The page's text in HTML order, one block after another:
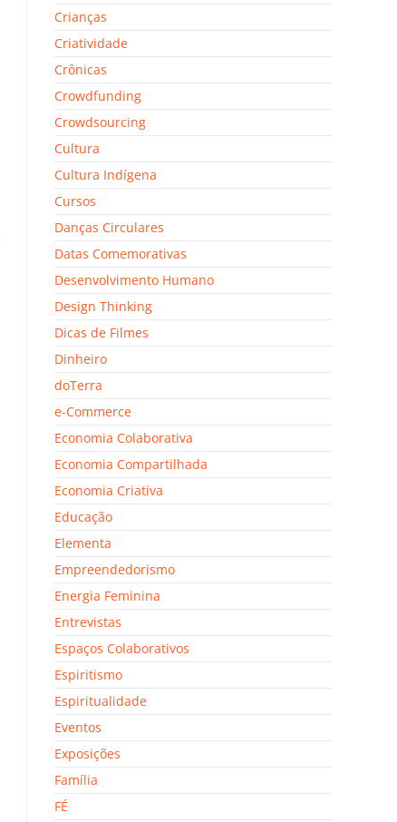
Crianças
Criatividade
Crônicas
Crowdfunding
Crowdsourcing
Cultura
Cultura Indígena
Cursos
Danças Circulares
Datas Comemorativas
Desenvolvimento Humano
Design Thinking
Dicas de Filmes
Dinheiro
doTerra
e-Commerce
Economia Colaborativa
Economia Compartilhada
Economia Criativa
Educação
Elementa
Empreendedorismo
Energia Feminina
Entrevistas
Espaços Colaborativos
Espiritismo
Espiritualidade
Eventos
Exposições
Família
FÉ